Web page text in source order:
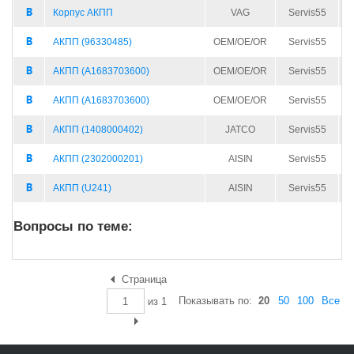
Корпус АКПП VAG Servis55
АКПП (96330485) OEM/OE/OR Servis55
АКПП (A1683703600) OEM/OE/OR Servis55
АКПП (A1683703600) OEM/OE/OR Servis55
АКПП (1408000402) JATCO Servis55
АКПП (2302000201) AISIN Servis55
АКПП (U241) AISIN Servis55
Вопросы по теме:
Страница
из 1 Показывать по: 20 50 100 Все